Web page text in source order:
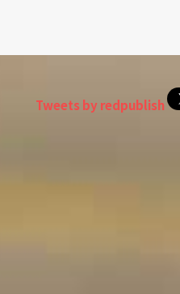
Tweets by redpublish